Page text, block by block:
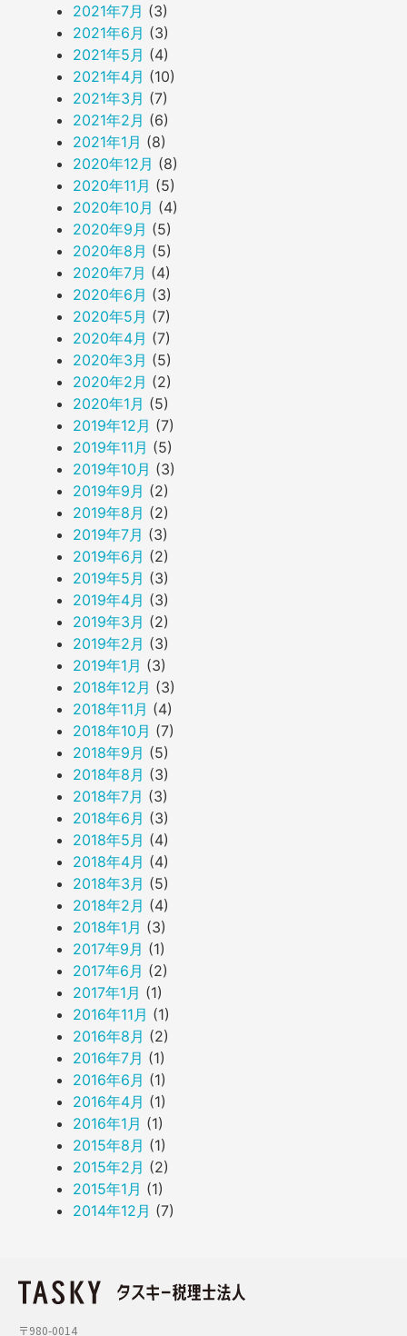
2021年7月 (3)
2021年6月 (3)
2021年5月 (4)
2021年4月 (10)
2021年3月 (7)
2021年2月 (6)
2021年1月 (8)
2020年12月 (8)
2020年11月 (5)
2020年10月 (4)
2020年9月 (5)
2020年8月 (5)
2020年7月 (4)
2020年6月 (3)
2020年5月 (7)
2020年4月 (7)
2020年3月 (5)
2020年2月 (2)
2020年1月 (5)
2019年12月 (7)
2019年11月 (5)
2019年10月 (3)
2019年9月 (2)
2019年8月 (2)
2019年7月 (3)
2019年6月 (2)
2019年5月 (3)
2019年4月 (3)
2019年3月 (2)
2019年2月 (3)
2019年1月 (3)
2018年12月 (3)
2018年11月 (4)
2018年10月 (7)
2018年9月 (5)
2018年8月 (3)
2018年7月 (3)
2018年6月 (3)
2018年5月 (4)
2018年4月 (4)
2018年3月 (5)
2018年2月 (4)
2018年1月 (3)
2017年9月 (1)
2017年6月 (2)
2017年1月 (1)
2016年11月 (1)
2016年8月 (2)
2016年7月 (1)
2016年6月 (1)
2016年4月 (1)
2016年1月 (1)
2015年8月 (1)
2015年2月 (2)
2015年1月 (1)
2014年12月 (7)
〒980-0014